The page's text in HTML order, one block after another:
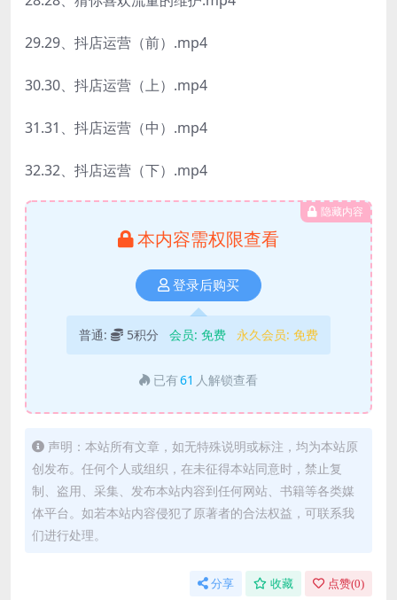
29.29、抖店运营（前）.mp4
30.30、抖店运营（上）.mp4
31.31、抖店运营（中）.mp4
32.32、抖店运营（下）.mp4
隐藏内容
本内容需权限查看
登录后购买
普通: 5积分 会员: 免费 永久会员: 免费
已有61 人解锁查看
声明：本站所有文章，如无特殊说明或标注，均为本站原
创发布。任何个人或组织，在未征得本站同意时，禁止复
制、盗用、采集、发布本站内容到任何网站、书籍等各类媒
体平台。如若本站内容侵犯了原著者的合法权益，可联系我
们进行处理。
分享 收藏 点赞(0)